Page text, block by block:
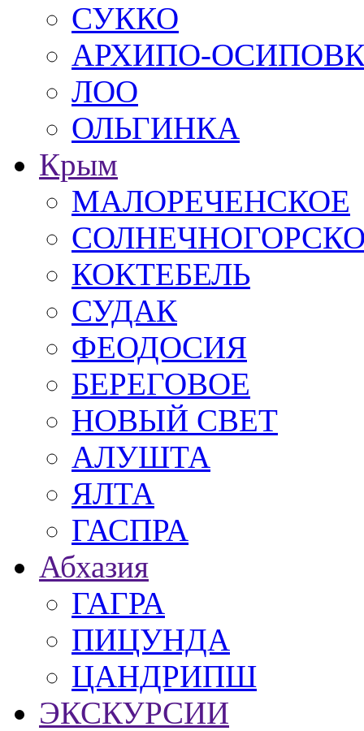
СУККО
АРХИПО-
ЛОО
ОЛЬГИНКА
Крым
МАЛОРЕЧЕНСКОЕ
КОКТЕБЕЛЬ
СУДАК
ФЕОДОСИЯ
БЕРЕГОВОЕ
НОВЫЙ СВЕТ
АЛУШТА
ЯЛТА
ГАСПРА
Абхазия
ГАГРА
ПИЦУНДА
ЦАНДРИПШ
ЭКСКУРСИИ